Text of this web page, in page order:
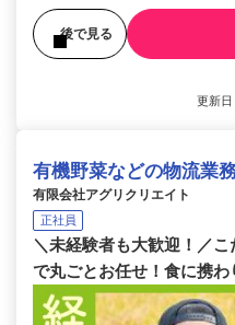
後で見る
更新
有機野菜などの物流業
有限会社アグリクリエイト
正社員
＼未経験者も大歓迎！／
で丸ごとお任せ！食に携わ